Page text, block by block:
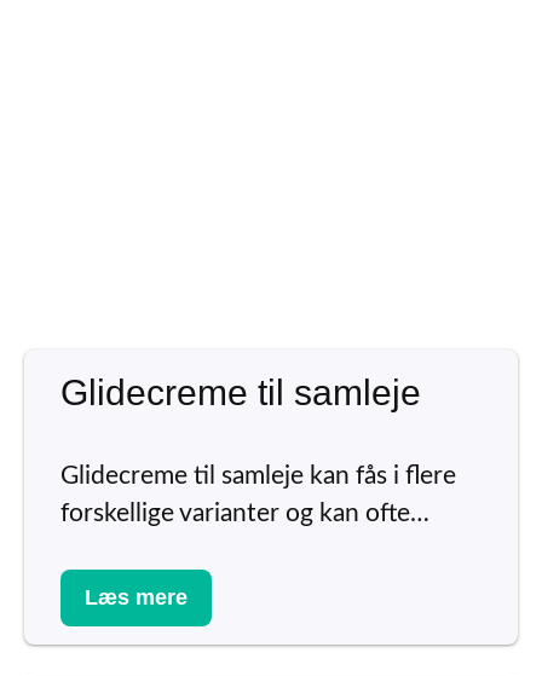
Glidecreme til samleje
Glidecreme til samleje kan fås i flere
forskellige varianter og kan ofte…
Læs mere